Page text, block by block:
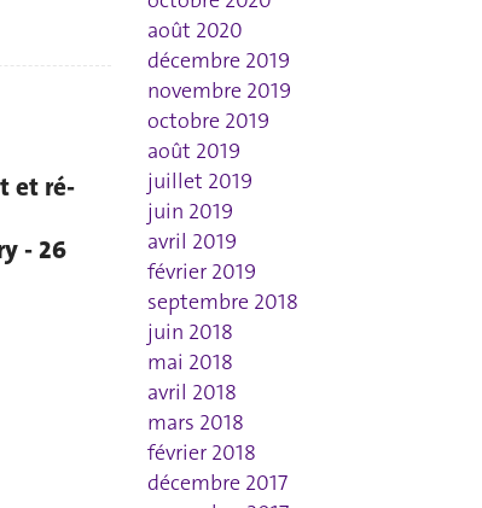
et ré-
- 26
août 2020
décembre 2019
novembre 2019
octobre 2019
août 2019
juillet 2019
juin 2019
avril 2019
février 2019
septembre 2018
juin 2018
mai 2018
avril 2018
mars 2018
février 2018
décembre 2017